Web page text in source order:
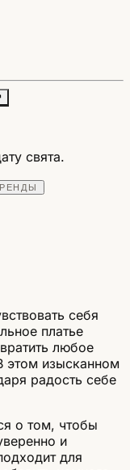
свята.
себя
платье
любое
этом изысканном
радость себе
о том, чтобы
и
для